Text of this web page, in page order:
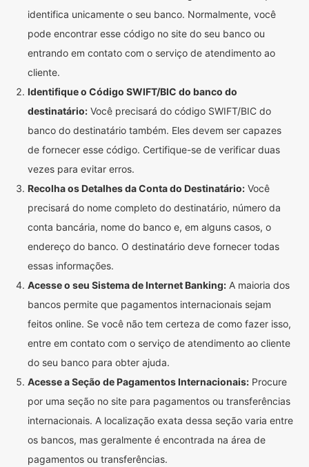
identifica unicamente o seu banco. Normalmente, você
pode encontrar esse código no site do seu banco ou
entrando em contato com o serviço de atendimento ao
cliente.
Identifique o Código SWIFT/BIC do banco do
destinatário: Você precisará do código SWIFT/BIC do
banco do destinatário também. Eles devem ser capazes
de fornecer esse código. Certifique-se de verificar duas
vezes para evitar erros.
Recolha os Detalhes da Conta do Destinatário: Você
precisará do nome completo do destinatário, número da
conta bancária, nome do banco e, em alguns casos, o
endereço do banco. O destinatário deve fornecer todas
essas informações.
Acesse o seu Sistema de Internet Banking: A maioria dos
bancos permite que pagamentos internacionais sejam
feitos online. Se você não tem certeza de como fazer isso,
entre em contato com o serviço de atendimento ao cliente
do seu banco para obter ajuda.
Acesse a Seção de Pagamentos Internacionais: Procure
por uma seção no site para pagamentos ou transferências
internacionais. A localização exata dessa seção varia entre
os bancos, mas geralmente é encontrada na área de
pagamentos ou transferências.